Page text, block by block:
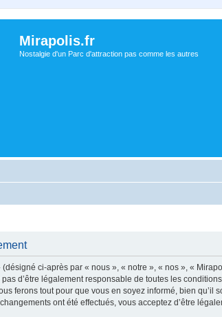
Mirapolis.fr
Nostalgie d'un Parc d'attraction pas comme les autres
ci-après par « nous », « notre », « nos », «
d’être légalement responsable de toutes les
ferons tout pour que vous en soyez informé, bien
ont été effectués, vous acceptez d’être